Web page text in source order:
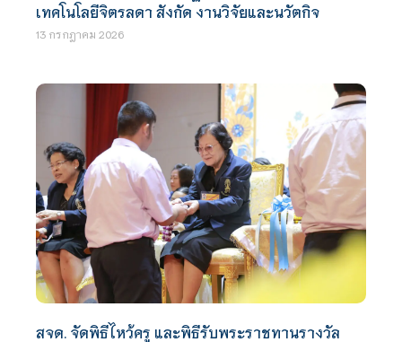
เทคโนโลยีจิตรลดา สังกัด งานวิจัยและนวัตกิจ
13 กรกฎาคม 2026
สจด. จัดพิธีไหว้ครู และพิธีรับพระราชทานรางวัล